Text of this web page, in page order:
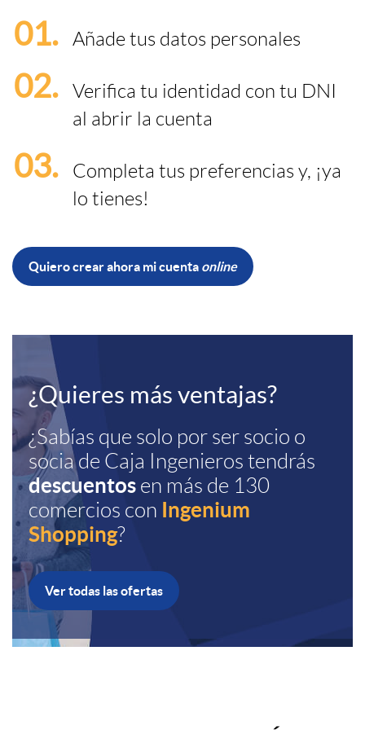
n
t
o
l
i
n
e
t
a
o
c
i
o
h
o
m
e
-
I
l
o
u
a
l
t
a
s
o
c
i
01. Añade tus datos personales
02.
Verifica tu identidad con tu DNI
al abrir la cuenta
03.
Completa tus preferencias y, ¡ya
lo tienes!
L
i
g
h
t
b
o
x
Quiero crear ahora mi cuenta online
I
n
g
e
n
i
B
a
n
n
e
r
¿Quieres más ventajas?
¿Sabías que solo por ser socio o
socia de Caja Ingenieros tendrás
descuentos en más de 130
comercios con Ingenium
Shopping?
Ver todas las ofertas